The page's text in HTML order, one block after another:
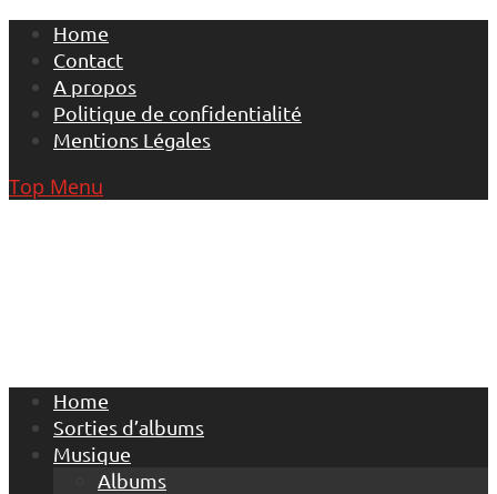
Skip
content
Home
Contact
A propos
Politique de confidentialité
Mentions Légales
Top Menu
Home
Sorties d’albums
Musique
Albums